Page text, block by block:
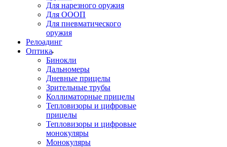
Для нарезного оружия
Для ОООП
Для пневматического
оружия
Релоадинг
Оптика
Бинокли
Дальномеры
Дневные прицелы
Зрительные трубы
Коллиматорные прицелы
Тепловизоры и цифровые
прицелы
Тепловизоры и цифровые
монокуляры
Монокуляры